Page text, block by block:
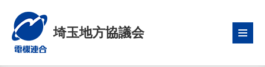
埼玉地方協議会